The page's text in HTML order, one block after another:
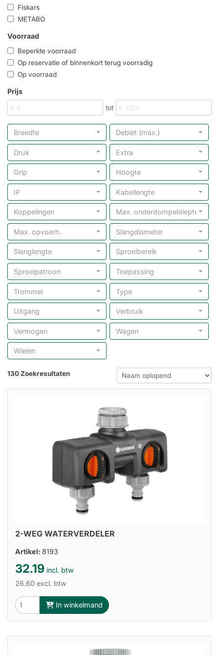
Fiskars
METABO
Voorraad
Beperkte voorraad
Op reservatie of binnenkort terug voorradig
Op voorraad
Prijs
tot
Breedte Debiet (max.)
Druk Extra
Grip Hoogte
IP Kabellengte
Koppelingen Max. onderdompeldiepte
Max. opvoerh. Slangdiameter
Slanglengte Sproeibereik
Sproeipatroon Toepassing
Trommel Type
Uitgang Verbruik
Vermogen Wagen
Wielen
130 Zoekresultaten
2-WEG WATERVERDELER
Artikel: 8193
32.19 incl. btw
26.60 excl. btw
In winkelmand